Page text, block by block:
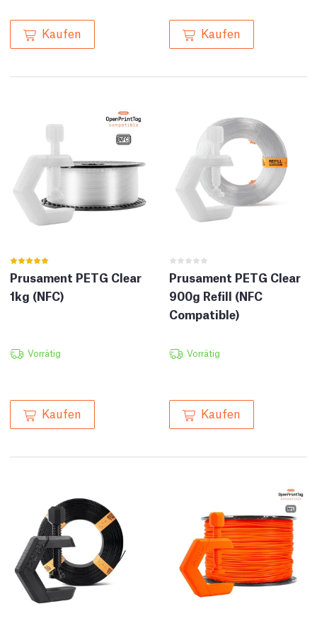
Kaufen Kaufen
Prusament PETG Clear
1kg (NFC)
Vorrätig
Kaufen
Prusament PETG Clear
900g Refill (NFC
Compatible)
Vorrätig
Kaufen